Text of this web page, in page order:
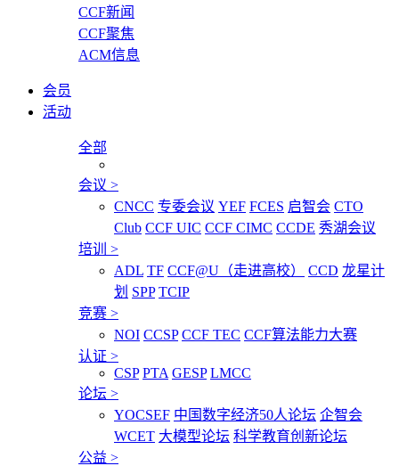
CCF新闻
CCF聚焦
ACM信息
会员
活动
全部
会议 >
CNCC 专委会议 YEF FCES 启智会 CTO
Club CCF UIC CCF CIMC CCDE 秀湖会议
培训 >
ADL TF CCF@U（走进高校） CCD 龙星计
划 SPP TCIP
竞赛 >
NOI CCSP CCF TEC CCF算法能力大赛
认证 >
CSP PTA GESP LMCC
论坛 >
YOCSEF 中国数字经济50人论坛 企智会
WCET 大模型论坛 科学教育创新论坛
公益 >